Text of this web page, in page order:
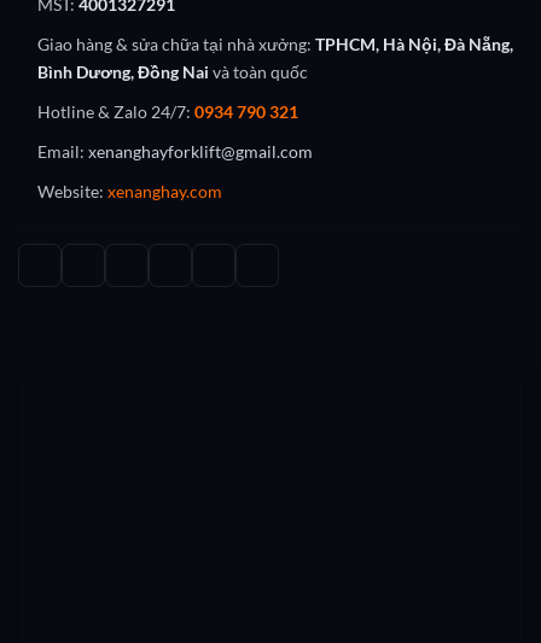
MST: 4001327291
Giao hàng & sửa chữa tại nhà xưởng: TPHCM, Hà Nội, Đà Nẵng,
Bình Dương, Đồng Nai và toàn quốc
Hotline & Zalo 24/7: 0934 790 321
Email: xenanghayforklift@gmail.com
Website: xenanghay.com